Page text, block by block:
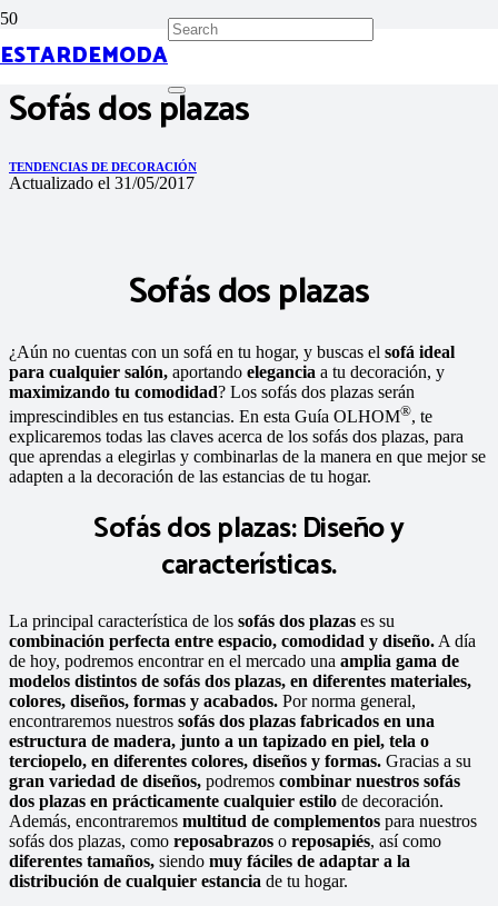
ESTARDEMODA
Sofás dos plazas
TENDENCIAS DE DECORACIÓN
Actualizado el 31/05/2017
Sofás dos plazas
¿Aún no cuentas con un sofá en tu hogar, y buscas el sofá ideal
para cualquier salón, aportando elegancia a tu decoración, y
maximizando tu comodidad? Los sofás dos plazas serán
imprescindibles en tus estancias. En esta Guía OLHOM®, te
explicaremos todas las claves acerca de los sofás dos plazas, para
que aprendas a elegirlas y combinarlas de la manera en que mejor se
adapten a la decoración de las estancias de tu hogar.
Sofás dos plazas: Diseño y
características.
La principal característica de los sofás dos plazas es su
combinación perfecta entre espacio, comodidad y diseño. A día
de hoy, podremos encontrar en el mercado una amplia gama de
modelos distintos de sofás dos plazas, en diferentes materiales,
colores, diseños, formas y acabados. Por norma general,
encontraremos nuestros sofás dos plazas fabricados en una
estructura de madera, junto a un tapizado en piel, tela o
terciopelo, en diferentes colores, diseños y formas. Gracias a su
gran variedad de diseños, podremos combinar nuestros sofás
dos plazas en prácticamente cualquier estilo de decoración.
Además, encontraremos multitud de complementos para nuestros
sofás dos plazas, como reposabrazos o reposapiés, así como
diferentes tamaños, siendo muy fáciles de adaptar a la
distribución de cualquier estancia de tu hogar.